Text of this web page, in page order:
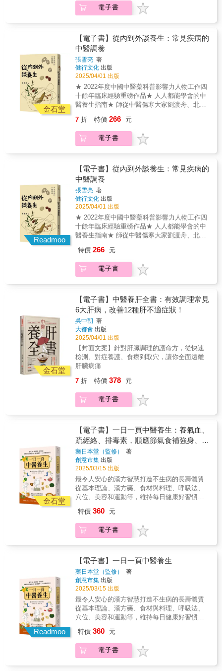
然迎接身心蛻變，活出自在與喜悅▍關於生
長、生育、生命、生活的健康全書依照性別養
養，把握時機調整偏頗體質，並順應四時節律
來怡然養生⎯⎯⎯本書將逐步分享如何在每個生
命階段，專注享受過程，用心照顧自己，找到
健康長壽的不二法門。本書特色◎首創理論：
提出男女三大身心發展關鍵期與八個生命週
期，完整剖析健康藍圖。◎中西醫結合：深入
分析不同性別的生理週期特徵與潛在問題，提
供專屬照護與飲食指南。◎古今融合：取經古
籍智慧，依年齡分段設計改善體質、維持健康
的運動建議與食療方。◎藥食同源：精選多道
兼具營養與療效的料理，包括男女轉骨方、滋
補臟腑佳餚、月子調養菜單、腹部大掃除食譜
等，貫徹以食補代替藥補，以廚房代替藥房的
核心精神。
電子書
金石堂
【電子書】從內到外談養生：常見疾病的
中醫調養
張雪亮 著
健行文化 出版
2025/04/01 出版
★ 2022年度中國中醫藥科普影響力人物工作四
十餘年臨床經驗重磅作品★ 人人都能學會的中
醫養生指南★ 師從中醫傷寒大家劉渡舟、北京
腎病、肺病、雜病……常見百病隨手查 這是一
本中醫入門書，作者從中醫視角出發，引經據
典，結合多年的救治經驗，以及向傷寒大師劉
疾病的辦法。 生活中的口苦、打嗝、便祕、失
眠、結節、息肉、尿頻、感冒、咳嗽等，本書
都有所涉及。此外，本書還專門補充了針對兒
童與女性常見問題的應對方法，並添加了數則
實用的驗案。擁有本書，很多常見問題都將迎
的？ 早餐不可不吃 晚餐不宜過飽、過晚 哪些
信號提示你需要養胃了？ 如何應對胃潰瘍？ 適
合胃病患者的幾款藥膳 便祕危害多 先睡心，後
睡眼： 失眠名方酸棗仁湯 睡不著的食療方 穴
氣常順，百病自退 萬病生於鬱，中醫治鬱有良
方 解鬱名方小柴胡湯 氣鬱重在自我調節 男女
都有更年期 讓人開心的悅心方 重要而脆弱的
飲 乾咳不一定是陰虛 治療咳嗽的常用藥 治喘
莫忘腎，腎強喘自息 腎虛咳喘怎麼治療？ 慢性
咽炎的代茶飲
7 折 特價 266 元
電子書
Readmoo
【電子書】從內到外談養生：常見疾病的
中醫調養
張雪亮 著
健行文化 出版
2025/04/01 出版
★ 2022年度中國中醫藥科普影響力人物工作四
十餘年臨床經驗重磅作品★ 人人都能學會的中
醫養生指南★ 師從中醫傷寒大家劉渡舟、北京
腎病、肺病、雜病……常見百病隨手查 這是一
本中醫入門書，作者從中醫視角出發，引經據
典，結合多年的救治經驗，以及向傷寒大師劉
疾病的辦法。 生活中的口苦、打嗝、便祕、失
眠、結節、息肉、尿頻、感冒、咳嗽等，本書
都有所涉及。此外，本書還專門補充了針對兒
童與女性常見問題的應對方法，並添加了數則
實用的驗案。擁有本書，很多常見問題都將迎
的？ 早餐不可不吃 晚餐不宜過飽、過晚 哪些
信號提示你需要養胃了？ 如何應對胃潰瘍？ 適
合胃病患者的幾款藥膳 便祕危害多 先睡心，後
睡眼： 失眠名方酸棗仁湯 睡不著的食療方 穴
氣常順，百病自退 萬病生於鬱，中醫治鬱有良
方 解鬱名方小柴胡湯 氣鬱重在自我調節 男女
都有更年期 讓人開心的悅心方 重要而脆弱的
飲 乾咳不一定是陰虛 治療咳嗽的常用藥 治喘
莫忘腎，腎強喘自息 腎虛咳喘怎麼治療？ 慢性
咽炎的代茶飲
特價 266 元
電子書
金石堂
【電子書】中醫養肝全書：有效調理常見
6大肝病，改善12種肝不適症狀！
吳中朝 著
大都會 出版
2025/04/01 出版
【封面文案】針對肝臟調理的護命方，從快速
檢測、對症養護、食療到取穴，讓你全面遠離
肝臟病痛
7 折 特價 378 元
電子書
金石堂
【電子書】一日一頁中醫養生：養氣血、
疏經絡、排毒素，順應節氣食補強身、運
動按摩，365天保健全書
藥日本堂（監修）
著
創意市集 出版
2025/03/15 出版
最令人安心的漢方智慧 打造不生病的長壽體質
從基本理論、漢方藥、食材與料理、呼吸法、
穴位、美容和運動等，維持每日健康好習慣！
月～2月：年初聚會多又易暴飲暴食，食補輔以
腳底按摩，顧胃又消腫…… 3月～4月：春季著
重養肝，用綠色蔬菜排毒，幫助體內氣血循環
月：暑氣侵襲水分流失快，清熱的薄荷能幫助
降溫，保護心血管…… 9月～10月：入秋日照短
易引發焦慮，深呼吸調息養肺，吃咖哩排憂養
脾…… 11月～12月：泡湯、足浴，做伸展暢通
末梢，慎防四肢冰冷、寒邪入侵…… 立春、雨
水、驚蟄、春分、清明、穀雨；立夏、小滿、
芒種、夏至、小暑、大暑 立秋、處暑、白露、
秋分、寒露、霜降；立冬、小雪、大雪、冬
至、小寒、大寒 春夏秋冬，365天每日一則中醫
【本書特色】 從中醫基本原理出發，到穴位按
摩、季節藥膳、運動和瑜伽伸展… 本書以漢方
概念，提供全年的日常保健，打造健全的肝心
特價 360 元
電子書
Readmoo
【電子書】一日一頁中醫養生
藥日本堂（監修）
著
創意市集 出版
2025/03/15 出版
最令人安心的漢方智慧 打造不生病的長壽體質
從基本理論、漢方藥、食材與料理、呼吸法、
穴位、美容和運動等，維持每日健康好習慣！
月～2月：年初聚會多又易暴飲暴食，食補輔以
腳底按摩，顧胃又消腫…… 3月～4月：春季著
重養肝，用綠色蔬菜排毒，幫助體內氣血循環
特價 360 元
電子書